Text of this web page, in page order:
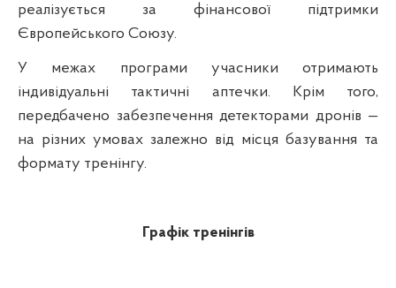
реалізується за фінансової підтримки
Європейського Союзу.
У межах програми учасники отримають
індивідуальні тактичні аптечки. Крім того,
передбачено забезпечення детекторами дронів —
на різних умовах залежно від місця базування та
формату тренінгу.
Графік тренінгів